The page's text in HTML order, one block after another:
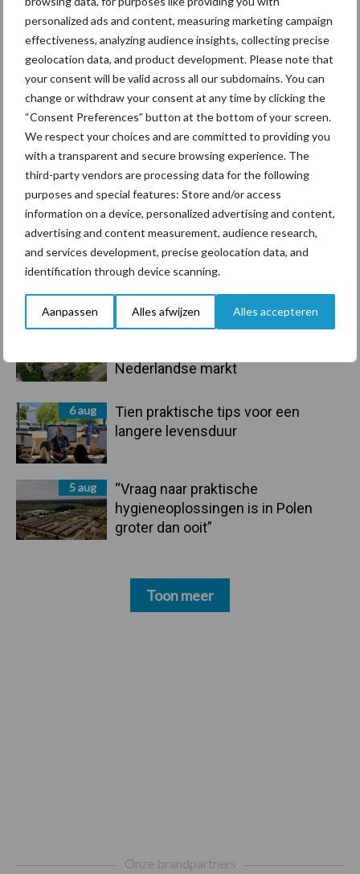
personalized ads and content, measuring marketing campaign
effectiveness, analyzing audience insights, collecting precise
geolocation data, and product development. Please note that
your consent will be valid across all our subdomains. You can
change or withdraw your consent at any time by clicking the
“Consent Preferences” button at the bottom of your screen.
We respect your choices and are committed to providing you
with a transparent and secure browsing experience. The
third-party vendors are processing data for the following
purposes and special features: Store and/or access
information on a device, personalized advertising and content,
advertising and content measurement, audience research,
and services development, precise geolocation data, and
identification through device scanning.
Aanpassen Alles afwijzen Alles accepteren
Primaire
Sidebar
Recent nieuws Partner nieuws
7 aug
Grondstoffenmarkt blijft grillig:
droogte en geopolitiek houden
handel in de greep
7 aug
De speenhuid: een vaak
onderschatte risicofactor voor
6 aug
ForFarmers ziet volume en
Nederlandse markt
6 aug
Tien praktische tips voor een
langere levensduur
5 aug
“Vraag naar praktische
hygieneoplossingen is in Polen
groter dan ooit”
Toon meer
Toon meer
Onze brandpartners